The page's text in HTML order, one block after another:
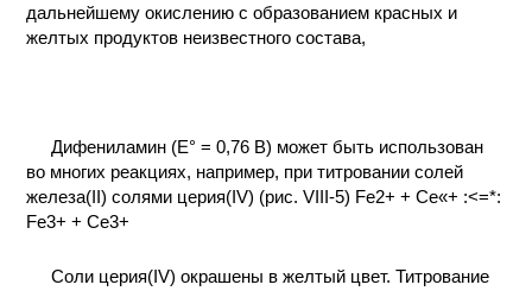
дальнейшему окислению с образованием красных и
желтых продуктов неизвестного состава,
Дифениламин (Е° = 0,76 В) может быть использован
во многих реакциях, например, при титровании солей
железа(II) солями церия(IV) (рис. VIII-5) Fe2+ + Се«+ :<=*:
Fe3+ + Се3+
Соли церия(IV) окрашены в желтый цвет. Титрование